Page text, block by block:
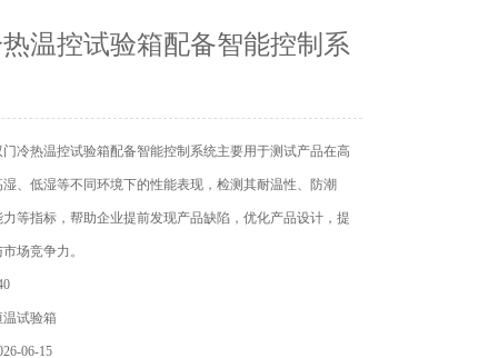
温控试验箱配备智能控制系
冷热温控试验箱配备智能控制系统主要用于测试产品在高
、低湿等不同环境下的性能表现，检测其耐温性、防潮
等指标，帮助企业提前发现产品缺陷，优化产品设计，提
场竞争力。
试验箱
06-15